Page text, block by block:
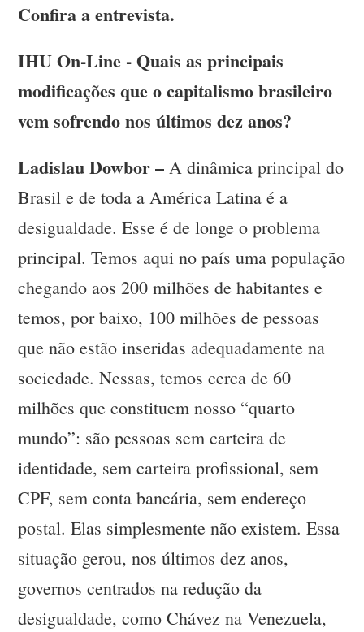
Confira a entrevista.
IHU On-Line - Quais as principais
modificações que o capitalismo brasileiro
vem sofrendo nos últimos dez anos?
Ladislau Dowbor – A dinâmica principal do
Brasil e de toda a América Latina é a
desigualdade. Esse é de longe o problema
principal. Temos aqui no país uma população
chegando aos 200 milhões de habitantes e
temos, por baixo, 100 milhões de pessoas
que não estão inseridas adequadamente na
sociedade. Nessas, temos cerca de 60
milhões que constituem nosso “quarto
mundo”: são pessoas sem carteira de
identidade, sem carteira profissional, sem
CPF, sem conta bancária, sem endereço
postal. Elas simplesmente não existem. Essa
situação gerou, nos últimos dez anos,
governos centrados na redução da
desigualdade, como Chávez na Venezuela,